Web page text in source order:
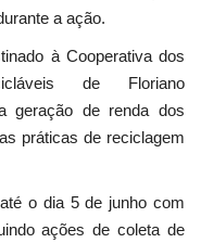
a ação.
à Cooperativa dos
de Floriano
geração de renda dos
práticas de reciclagem
o dia 5 de junho com
ações de coleta de